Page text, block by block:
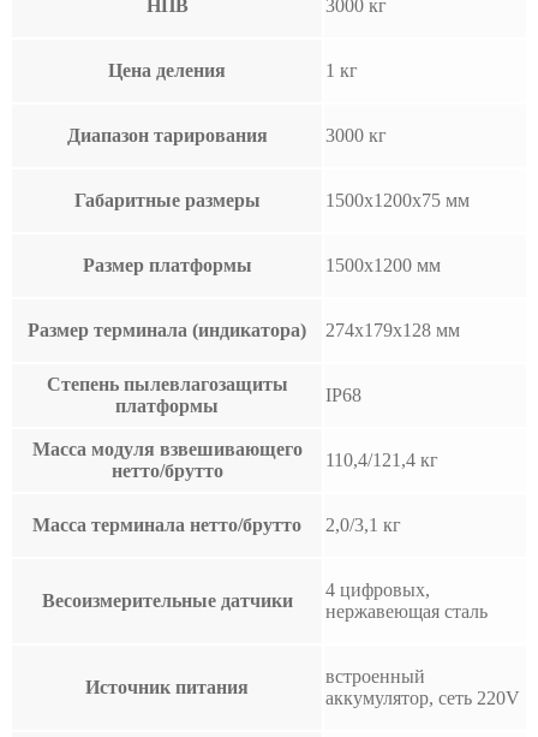
НПВ 3000 кг
Цена деления 1 кг
Диапазон тарирования 3000 кг
Габаритные размеры 1500х1200х75 мм
Размер платформы 1500х1200 мм
Размер терминала (индикатора) 274x179x128 мм
Степень пылевлагозащиты
платформы
IP68
Масса модуля взвешивающего
нетто/брутто
110,4/121,4 кг
Масса терминала нетто/брутто 2,0/3,1 кг
Весоизмерительные датчики
4 цифровых,
нержавеющая сталь
Источник питания
встроенный
аккумулятор, сеть 220V